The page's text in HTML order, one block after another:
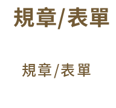
規章/表單
規章/表單